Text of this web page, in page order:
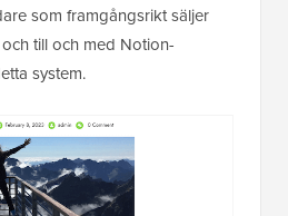
som framgångsrikt säljer
till och med Notion-
system.